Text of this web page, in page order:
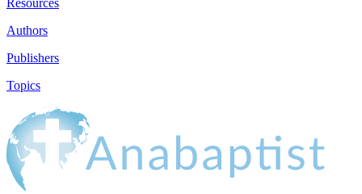
Resources
Authors
Publishers
Topics